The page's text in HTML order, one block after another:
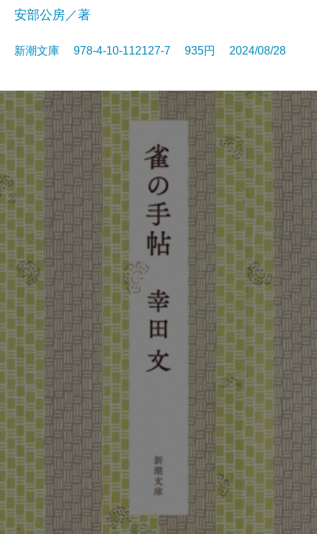
安部公房／著
新潮文庫 978-4-10-112127-7 935円 2024/08/28